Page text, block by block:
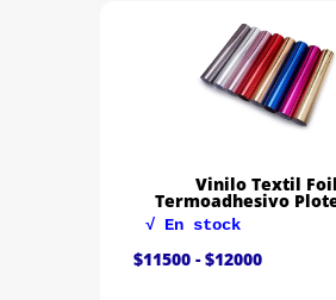
Vinilo Textil Foil
Termoadhesivo
√ En stock
$11500 - $12000Rango
de